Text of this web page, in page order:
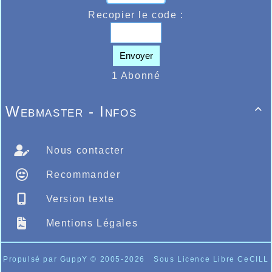
Recopier le code :
Envoyer
1 Abonné

Webmaster - Infos
Nous contacter
Recommander
Version texte
Mentions Légales
Propulsé par GuppY© 2005-2026 Sous Licence Libre CeCILL